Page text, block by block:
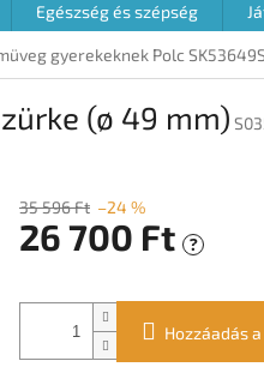
Egészség és szépség
gyerekeknek Polc
(ø 49 mm)
35 596 Ft –24 %
26 700 Ft ?
Hozzáadás